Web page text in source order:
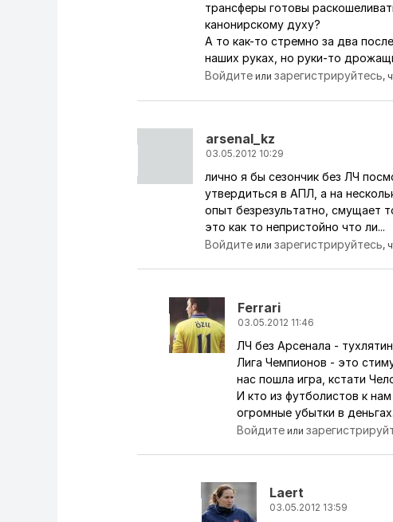
трансферы готовы
канонирскому духу?
А то как-то стремно за два
наших руках, но руки-то
Войдите илизарегистрируйтесь,
arsenal_kz
03.05.2012 10:29
лично я бы сезончик без ЛЧ
утвердиться в АПЛ, а на
опыт безрезультатно, смущает
это как то непристойно что ли...
Войдите илизарегистрируйтесь,
Ferrari
03.05.2012 11:46
Ответ на комментарий
ЛЧ без Арсенала -
Лига Чемпионов - это
нас пошла игра, кстати
И кто из футболистов к
огромные убытки в деньгах.
Войдите или
Laert
03.05.2012 13:59